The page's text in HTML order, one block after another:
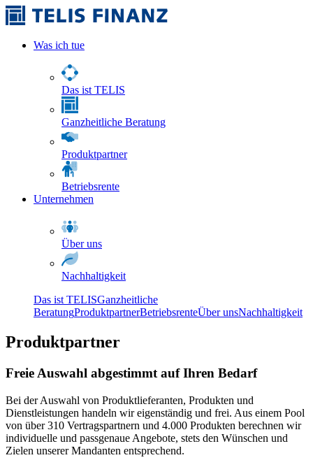
Was ich tue
Das ist TELIS
Ganzheitliche Beratung
Produktpartner
Betriebsrente
Unternehmen
Über uns
Nachhaltigkeit
Das ist TELISGanzheitliche
BeratungProduktpartnerBetriebsrenteÜber unsNachhaltigkeit
Produktpartner
Freie Auswahl abgestimmt auf Ihren Bedarf
Bei der Auswahl von Produktlieferanten, Produkten und
Dienstleistungen handeln wir eigenständig und frei. Aus einem Pool
von über 310 Vertragspartnern und 4.000 Produkten berechnen wir
individuelle und passgenaue Angebote, stets den Wünschen und
Zielen unserer Mandanten entsprechend.